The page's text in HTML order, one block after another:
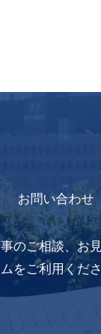
お問い合わせ
のご相談、お
をご利用くださ